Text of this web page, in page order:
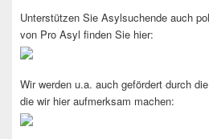
Unterstützen Sie Asylsuchende auch
von Pro Asyl finden Sie hier:
Wir werden u.a. auch gefördert durch
die wir hier aufmerksam machen: